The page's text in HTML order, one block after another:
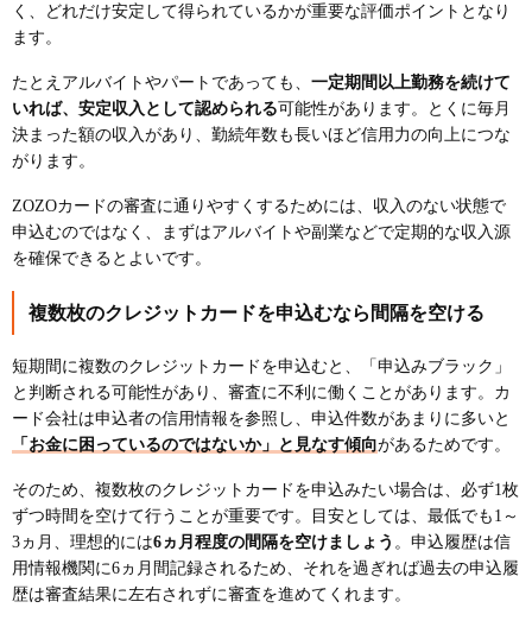
く、どれだけ安定して得られているかが重要な評価ポイントとなり
ます。
たとえアルバイトやパートであっても、 一定期間以上勤務を続けて
いれば、安定収入として認められる可能性があります。とくに毎月
決まった額の収入があり、勤続年数も長いほど信用力の向上につな
がります。
ZOZOカードの審査に通りやすくするためには、収入のない状態で
申込むのではなく、まずはアルバイトや副業などで定期的な収入源
を確保できるとよいです。
複数枚のクレジットカードを申込むなら間隔を空ける
短期間に複数のクレジットカードを申込むと、「申込みブラック」
と判断される可能性があり、審査に不利に働くことがあります。カ
ード会社は申込者の信用情報を参照し、申込件数があまりに多いと
「お金に困っているのではないか」と見なす傾向があるためです。
そのため、複数枚のクレジットカードを申込みたい場合は、必ず1枚
ずつ時間を空けて行うことが重要です。目安としては、最低でも1～
3ヵ月、理想的には6ヵ月程度の間隔を空けましょう 。申込履歴は信
用情報機関に6ヵ月間記録されるため、それを過ぎれば過去の申込履
歴は審査結果に左右されずに審査を進めてくれます。